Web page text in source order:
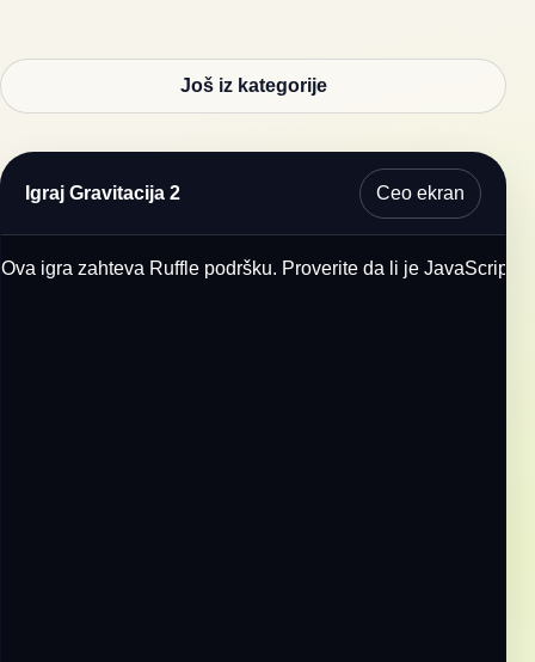
Još iz kategorije
Igraj Gravitacija 2 Ceo ekran
Ova igra zahteva Ruffle podršku. Proverite da li je JavaScript